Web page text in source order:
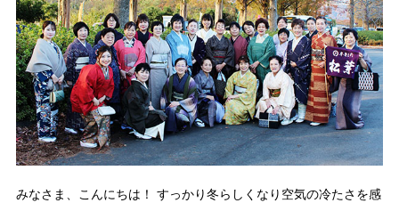
みなさま、こんにちは！ すっかり冬らしくなり空気の冷たさを感